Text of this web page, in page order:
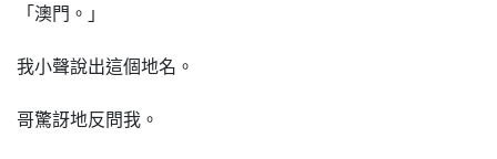
「澳門。」
我小聲說出這個地名。
哥驚訝地反問我。